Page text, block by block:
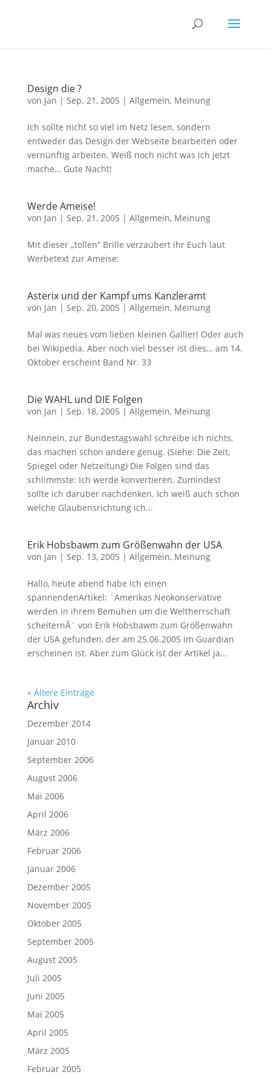
Design die ?
von Jan | Sep. 21, 2005 | Allgemein, Meinung
Ich sollte nicht so viel im Netz lesen, sondern
entweder das Design der Webseite bearbeiten oder
vernünftig arbeiten. Weiß noch nicht was ich jetzt
mache… Gute Nacht!
Werde Ameise!
von Jan | Sep. 21, 2005 | Allgemein, Meinung
Mit dieser „tollen“ Brille verzaubert ihr Euch laut
Werbetext zur Ameise:
Asterix und der Kampf ums Kanzleramt
von Jan | Sep. 20, 2005 | Allgemein, Meinung
Mal was neues vom lieben kleinen Gallier! Oder auch
bei Wikipedia. Aber noch viel besser ist dies… am 14.
Oktober erscheint Band Nr. 33
Die WAHL und DIE Folgen
von Jan | Sep. 18, 2005 | Allgemein, Meinung
Neinnein, zur Bundestagswahl schreibe ich nichts,
das machen schon andere genug. (Siehe: Die Zeit,
Spiegel oder Netzeitung) Die Folgen sind das
schlimmste: Ich werde konvertieren. Zumindest
sollte ich darüber nachdenken. Ich weiß auch schon
welche Glaubensrichtung ich...
Erik Hobsbawm zum Größenwahn der USA
von Jan | Sep. 13, 2005 | Allgemein, Meinung
Hallo, heute abend habe ich einen
spannendenArtikel: `Amerikas Neokonservative
werden in ihrem Bemühen um die Weltherrschaft
scheiternÂ´ von Erik Hobsbawm zum Größenwahn
der USA gefunden, der am 25.06.2005 im Guardian
erscheinen ist. Aber zum Glück ist der Artikel ja...
« Ältere Einträge
Archiv
Dezember 2014
Januar 2010
September 2006
August 2006
Mai 2006
April 2006
März 2006
Februar 2006
Januar 2006
Dezember 2005
November 2005
Oktober 2005
September 2005
August 2005
Juli 2005
Juni 2005
Mai 2005
April 2005
März 2005
Februar 2005